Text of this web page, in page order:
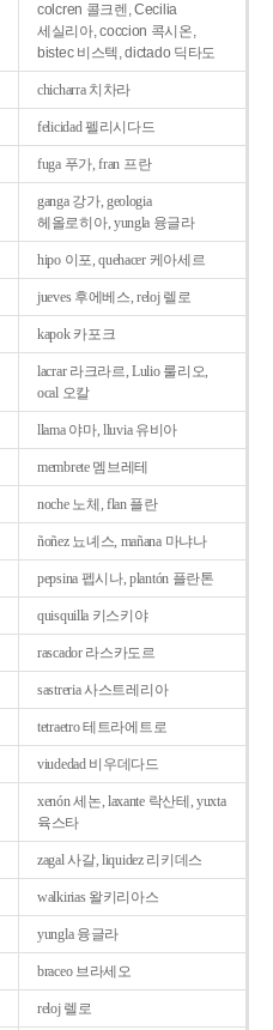
colcren 콜크렌, Cecilia
세실리아, coccion 콕시온,
bistec 비스텍, dictado 딕타도
chicharra 치차라
felicidad 펠리시다드
fuga 푸가, fran 프란
ganga 강가, geologia
헤올로히아, yungla 융글라
hipo 이포, quehacer 케아세르
jueves 후에베스, reloj 렐로
kapok 카포크
lacrar 라크라르, Lulio 룰리오,
ocal 오칼
llama 야마, lluvia 유비아
membrete 멤브레테
noche 노체, flan 플란
ñoñez 뇨녜스, mañana 마냐나
pepsina 펩시나, plantón 플란톤
quisquilla 키스키야
rascador 라스카도르
sastreria 사스트레리아
tetraetro 테트라에트로
viudedad 비우데다드
xenón 세논, laxante 락산테, yuxta
육스타
zagal 사갈, liquidez 리키데스
walkirias 왈키리아스
yungla 융글라
braceo 브라세오
reloj 렐로